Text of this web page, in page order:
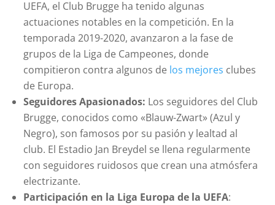
UEFA, el Club Brugge ha tenido algunas
actuaciones notables en la competición. En la
temporada 2019-2020, avanzaron a la fase de
grupos de la Liga de Campeones, donde
compitieron contra algunos de los mejores clubes
de Europa.
Seguidores Apasionados: Los seguidores del Club
Brugge, conocidos como «Blauw-Zwart» (Azul y
Negro), son famosos por su pasión y lealtad al
club. El Estadio Jan Breydel se llena regularmente
con seguidores ruidosos que crean una atmósfera
electrizante.
Participación en la Liga Europa de la UEFA: